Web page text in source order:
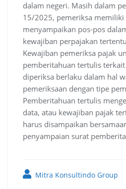
dalam negeri. Masih dalam
15/2025, pemeriksa
menyampaikan pos-pos
kewajiban perpajakan
Kewajiban pemeriksa pajak
pemberitahuan tertulis
diperiksa berlaku dalam hal
pemeriksaan dengan tipe
Pemberitahuan tertulis
data, atau kewajiban pajak
harus disampaikan
penyampaian surat
Mitra Konsultindo Group